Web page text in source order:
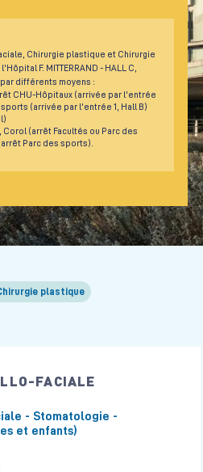
Chirurgie plastique et Chirurgie
F. MITTERRAND - HALL C,
différents moyens :
CHU-Hôpitaux (arrivée par l'entrée
sports (arrivée par l'entrée 1, Hall B)
Corol (arrêt Facultés ou Parc des
Parc des sports).
plastique
FACIALE
- Stomatologie -
et enfants)